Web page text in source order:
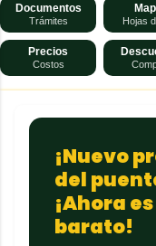
Documentos
Trámites Hojas
Precios
Costos
¡Nuevo
del
¡Ahora
barato!